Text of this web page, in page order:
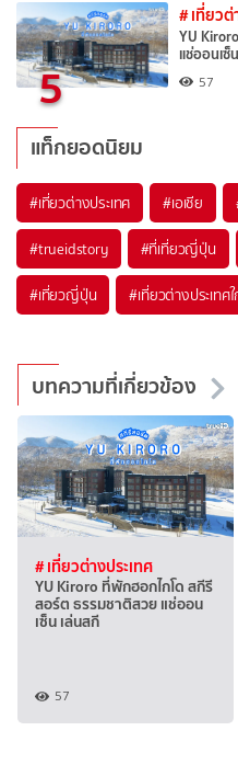
5
# เที่ยวต่
YU
แช่ออนเซ็
57
แท็กยอดนิยม
#เที่ยวต่างประเทศ #เอเชีย
#trueidstory #ที่เที่ยวญี่ปุ่น
#เที่ยวญี่ปุ่น #เที่ยวต่างประเทศ
บทความที่เกี่ยวข้อง
# เที่ยวต่างประเทศ
YU Kiroro ที่พักฮอกไกโด สกีรี
สอร์ต ธรรมชาติสวย แช่ออน
เซ็น เล่นสกี
57